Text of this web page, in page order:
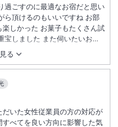
る
子もたくさん試
いた女性従業員の方の対応が
べてを良い方向に影響した気